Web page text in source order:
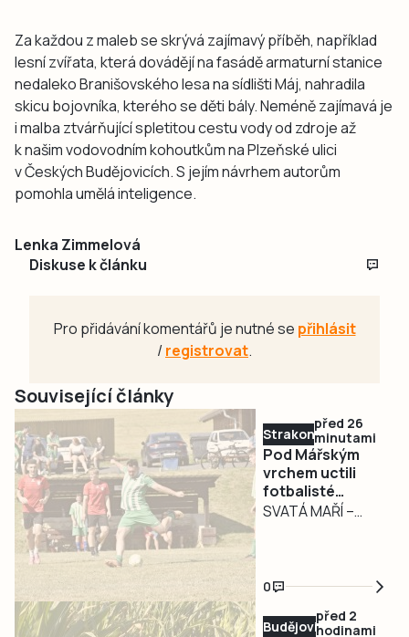
Za každou z maleb se skrývá zajímavý příběh, například
lesní zvířata, která dovádějí na fasádě armaturní stanice
nedaleko Branišovského lesa na sídlišti Máj, nahradila
skicu bojovníka, kterého se děti bály. Neméně zajímavá je
i malba ztvárňující spletitou cestu vody od zdroje až
k našim vodovodním kohoutkům na Plzeňské ulici
v Českých Budějovicích. S jejím návrhem autorům
pomohla umělá inteligence.
Lenka Zimmelová
Diskuse k článku
Pro přidávání komentářů je nutné se přihlásit
/registrovat.
Související články
Strakonicko
před 26
minutami
Pod Mářským
vrchem uctili
fotbalisté
památku
SVATÁ MAŘÍ –
spoluhráče i
poslední prověrka
před startem
0
Budějovicko
před 2
hodinami